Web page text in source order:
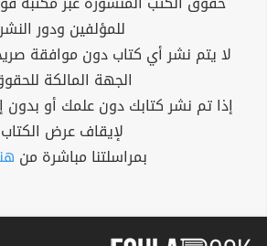
للمؤلفين ودور النشر
لا يتم نشر أي كتاب دون موافقة
الجهة المالكة
إذا تم نشر كتابك دون علمك أو بدون
لإيقاف عرض الكتاب
بمراسلتنا مباشرة من